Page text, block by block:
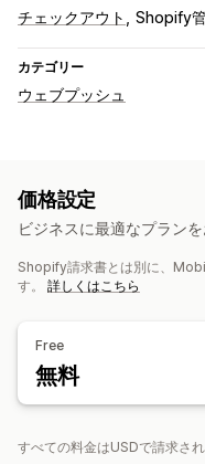
チェックアウト Shopify
カテゴリー
ウェブプッシュ
リターゲティング
自動通知
価格設定
ビジネスに最適なプランを
Shopify請求書とは別に、
す。 詳しくはこちら
Free
無料
すべての料金はUSDで請求され